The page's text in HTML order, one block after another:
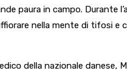
paura in campo. Durante
nella mente di tifosi e
della nazionale danese,